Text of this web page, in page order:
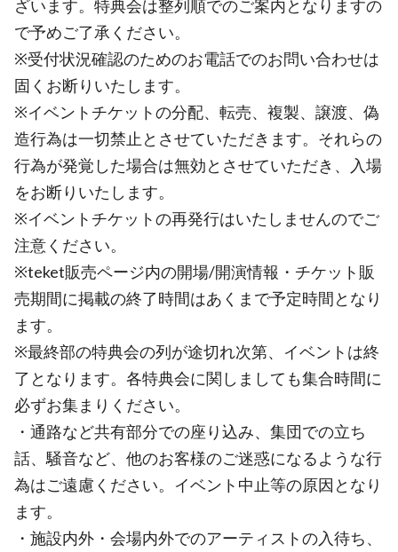
ざいます。特典会は整列順でのご案内となりますの
で予めご了承ください。
※受付状況確認のためのお電話でのお問い合わせは
固くお断りいたします。
※イベントチケットの分配、転売、複製、譲渡、偽
造行為は一切禁止とさせていただきます。それらの
行為が発覚した場合は無効とさせていただき、入場
をお断りいたします。
※イベントチケットの再発行はいたしませんのでご
注意ください。
※teket販売ページ内の開場/開演情報・チケット販
売期間に掲載の終了時間はあくまで予定時間となり
ます。
※最終部の特典会の列が途切れ次第、イベントは終
了となります。各特典会に関しましても集合時間に
必ずお集まりください。
・通路など共有部分での座り込み、集団での立ち
話、騒音など、他のお客様のご迷惑になるような行
為はご遠慮ください。イベント中止等の原因となり
ます。
・施設内外・会場内外でのアーティストの入待ち、